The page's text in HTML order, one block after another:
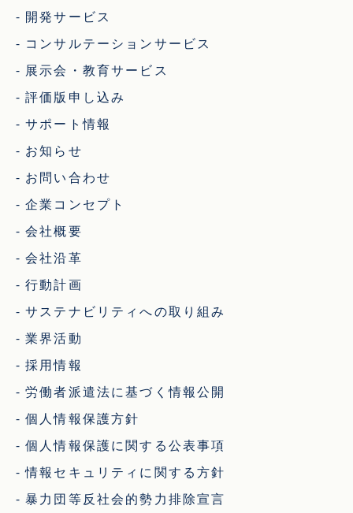
開発サービス
コンサルテーションサービス
展示会・教育サービス
評価版申し込み
サポート情報
お知らせ
お問い合わせ
企業コンセプト
会社概要
会社沿革
行動計画
サステナビリティへの取り組み
業界活動
採用情報
労働者派遣法に基づく情報公開
個人情報保護方針
個人情報保護に関する公表事項
情報セキュリティに関する方針
暴力団等反社会的勢力排除宣言